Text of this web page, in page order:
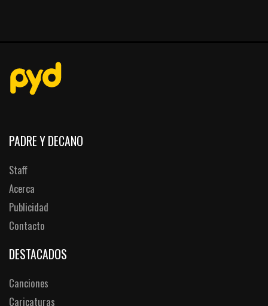
PADRE Y DECANO
Staff
Acerca
Publicidad
Contacto
DESTACADOS
Canciones
Caricaturas